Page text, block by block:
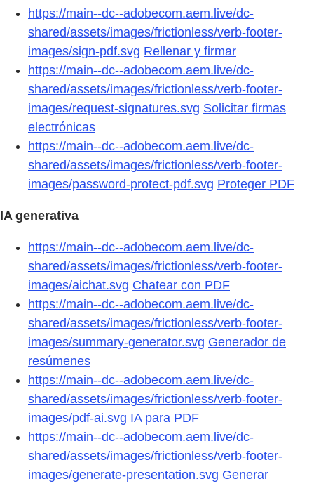
https://main--dc--adobecom.aem.live/dc-
shared/assets/images/frictionless/verb-footer-
images/sign-pdf.svg Rellenar y firmar
https://main--dc--adobecom.aem.live/dc-
shared/assets/images/frictionless/verb-footer-
images/request-signatures.svg Solicitar firmas
electrónicas
https://main--dc--adobecom.aem.live/dc-
shared/assets/images/frictionless/verb-footer-
images/password-protect-pdf.svg Proteger PDF
IA generativa
https://main--dc--adobecom.aem.live/dc-
shared/assets/images/frictionless/verb-footer-
images/aichat.svg Chatear con PDF
https://main--dc--adobecom.aem.live/dc-
shared/assets/images/frictionless/verb-footer-
images/summary-generator.svg Generador de
resúmenes
https://main--dc--adobecom.aem.live/dc-
shared/assets/images/frictionless/verb-footer-
images/pdf-ai.svg IA para PDF
https://main--dc--adobecom.aem.live/dc-
shared/assets/images/frictionless/verb-footer-
images/generate-presentation.svg Generar